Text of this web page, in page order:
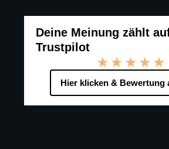
Deine Meinung zählt
Trustpilot
★★★★★
Hier klicken & Bewertung